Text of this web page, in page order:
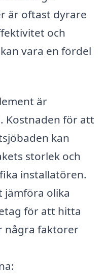
är oftast dyrare
och
vara en fördel
är
Kostnaden för att
kan
storlek och
installatören.
olika
för att hitta
några faktorer